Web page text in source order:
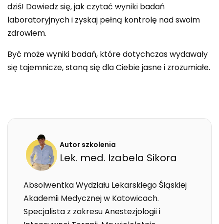
dziś! Dowiedz się, jak czytać wyniki badań
laboratoryjnych i zyskaj pełną kontrolę nad swoim
zdrowiem.
Być może wyniki badań, które dotychczas wydawały
się tajemnicze, staną się dla Ciebie jasne i zrozumiałe.
Autor szkolenia
Lek. med. Izabela Sikora
Absolwentka Wydziału Lekarskiego Śląskiej
Akademii Medycznej w Katowicach.
Specjalista z zakresu Anestezjologii i